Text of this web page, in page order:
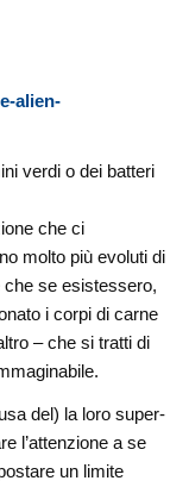
alien-
verdi o dei batteri
che ci
molto più evoluti di
se esistessero,
i corpi di carne
– che si tratti di
del) la loro super-
l’attenzione a se
un limite